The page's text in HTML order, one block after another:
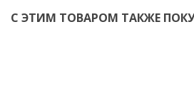
С ЭТИМ ТОВАРОМ ТАКЖЕ